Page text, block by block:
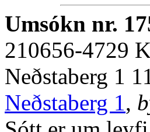
Umsókn nr.
210656-4729
Neðstaberg 1
Neðstaberg 1,